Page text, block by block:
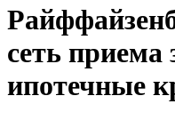
сеть приема
ипотечные